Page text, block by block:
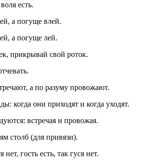
есть.
а погуще влей.
а погуще лей.
прикрывай свой роток.
а по разуму провожают.
когда они приходят и когда уходят.
встречая и провожая.
столб (для привязи).
нет, гость есть, так гуся нет.